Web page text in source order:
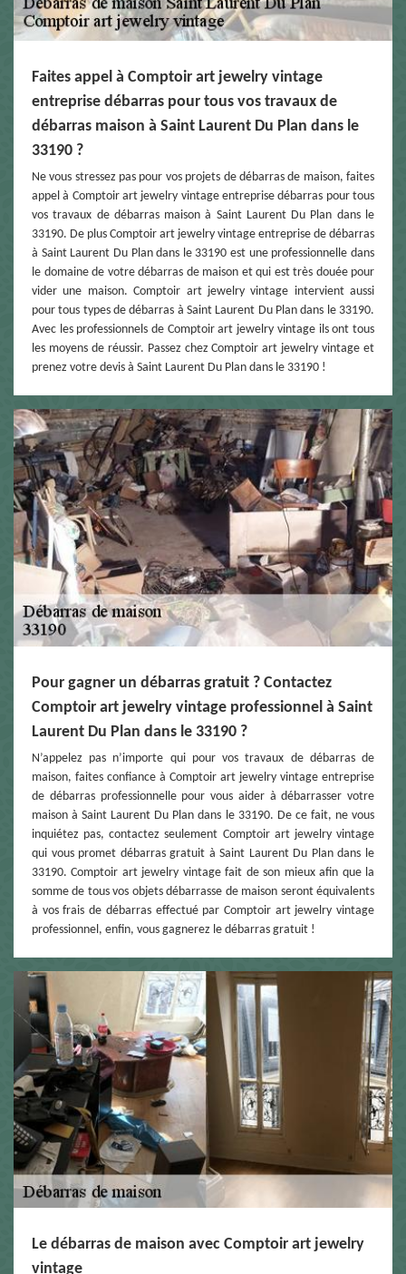
Faites appel à Comptoir art jewelry vintage
entreprise débarras pour tous vos travaux de
débarras maison à Saint Laurent Du Plan dans le
33190 ?
Ne vous stressez pas pour vos projets de débarras de maison, faites
appel à Comptoir art jewelry vintage entreprise débarras pour tous
vos travaux de débarras maison à Saint Laurent Du Plan dans le
33190. De plus Comptoir art jewelry vintage entreprise de débarras
à Saint Laurent Du Plan dans le 33190 est une professionnelle dans
le domaine de votre débarras de maison et qui est très douée pour
vider une maison. Comptoir art jewelry vintage intervient aussi
pour tous types de débarras à Saint Laurent Du Plan dans le 33190.
Avec les professionnels de Comptoir art jewelry vintage ils ont tous
les moyens de réussir. Passez chez Comptoir art jewelry vintage et
prenez votre devis à Saint Laurent Du Plan dans le 33190 !
Pour gagner un débarras gratuit ? Contactez
Comptoir art jewelry vintage professionnel à Saint
Laurent Du Plan dans le 33190 ?
N’appelez pas n’importe qui pour vos travaux de débarras de
maison, faites confiance à Comptoir art jewelry vintage entreprise
de débarras professionnelle pour vous aider à débarrasser votre
maison à Saint Laurent Du Plan dans le 33190. De ce fait, ne vous
inquiétez pas, contactez seulement Comptoir art jewelry vintage
qui vous promet débarras gratuit à Saint Laurent Du Plan dans le
33190. Comptoir art jewelry vintage fait de son mieux afin que la
somme de tous vos objets débarrasse de maison seront équivalents
à vos frais de débarras effectué par Comptoir art jewelry vintage
professionnel, enfin, vous gagnerez le débarras gratuit !
Le débarras de maison avec Comptoir art jewelry
vintage